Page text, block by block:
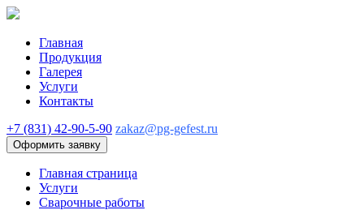
Главная
Продукция
Галерея
Услуги
Контакты
+7 (831) 42-90-5-90 zakaz@pg-gefest.ru
Оформить заявку
Главная страница
Услуги
Сварочные работы